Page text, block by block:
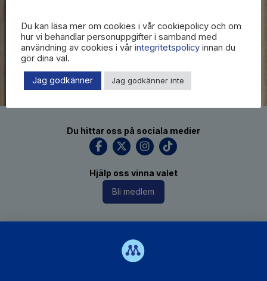
Du hittar oss på sociala medier
Hjälp oss vinna valet
Bli medlem
Du kan läsa mer om cookies i vår cookiepolicy och om
hur vi behandlar personuppgifter i samband med
användning av cookies i vår integritetspolicy innan du
gör dina val.
Jag godkänner Jag godkänner inte